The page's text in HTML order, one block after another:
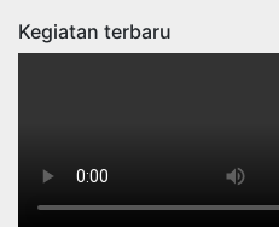
Kegiatan terbaru